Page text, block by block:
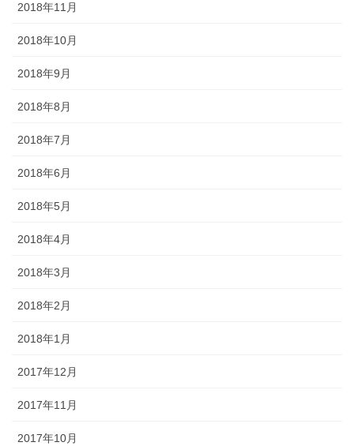
2018年11月
2018年10月
2018年9月
2018年8月
2018年7月
2018年6月
2018年5月
2018年4月
2018年3月
2018年2月
2018年1月
2017年12月
2017年11月
2017年10月